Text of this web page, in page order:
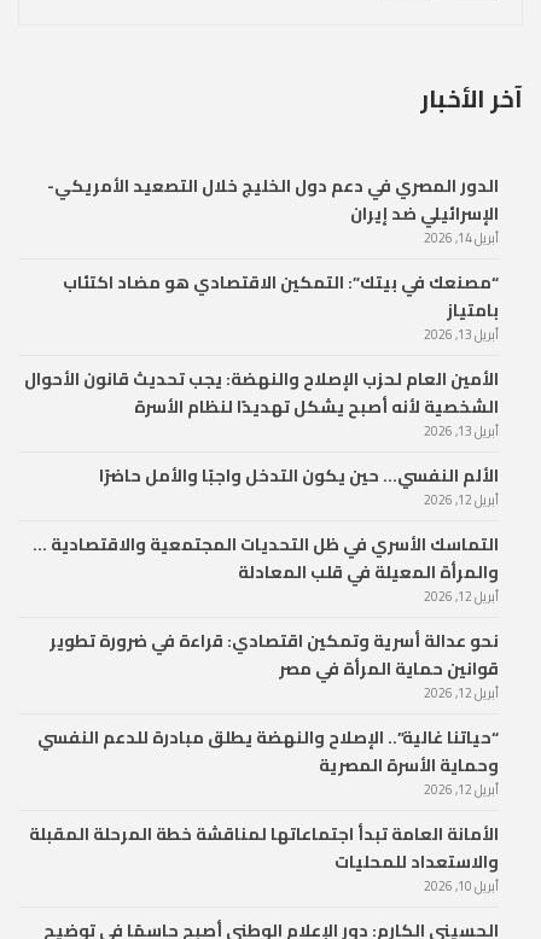
آخر الأخبار
الدور المصري في دعم دول الخليج خلال التصعيد الأمريكي-
الإسرائيلي ضد إيران
أبريل 14, 2026
“مصنعك في بيتك”: التمكين الاقتصادي هو مضاد اكتئاب
بامتياز
أبريل 13, 2026
الأمين العام لحزب الإصلاح والنهضة: يجب تحديث قانون الأحوال
الشخصية لأنه أصبح يشكل تهديدًا لنظام الأسرة
أبريل 13, 2026
الألم النفسي… حين يكون التدخل واجبًا والأمل حاضرًا
أبريل 12, 2026
التماسك الأسري في ظل التحديات المجتمعية والاقتصادية …
والمرأة المعيلة في قلب المعادلة
أبريل 12, 2026
نحو عدالة أسرية وتمكين اقتصادي: قراءة في ضرورة تطوير
قوانين حماية المرأة في مصر
أبريل 12, 2026
“حياتنا غالية”.. الإصلاح والنهضة يطلق مبادرة للدعم النفسي
وحماية الأسرة المصرية
أبريل 12, 2026
الأمانة العامة تبدأ اجتماعاتها لمناقشة خطة المرحلة المقبلة
والاستعداد للمحليات
أبريل 10, 2026
الحسيني الكارم: دور الإعلام الوطني أصبح حاسمًا في توضيح